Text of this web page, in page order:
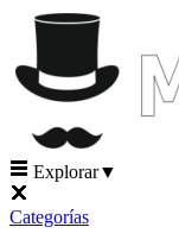
Explorar▼
Categorías